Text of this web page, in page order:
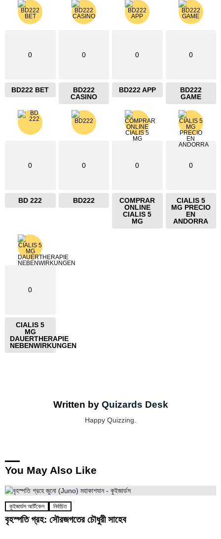
0
BD222 BET
0
BD222
CASINO
0
BD222 APP
0
BD222
GAME
0
BD 222
0
BD222
0
COMPRAR
ONLINE
CIALIS 5
MG
0
CIALIS 5
MG PRECIO
EN
ANDORRA
0
CIALIS 5
MG
DAUERTHERAPIE
NEBENWIRKUNGEN
Written by Quizards Desk
Happy Quizzing.
You May Also Like
কুইজার্ডস আর্টিকেল নির্বাচিত
বৃহস্পতি গ্রহ: সৌরজগতের চৌধুরী সাহেব